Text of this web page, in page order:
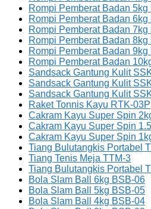
Rompi Pemberat Badan 5kg
Rompi Pemberat Badan 6kg
Rompi Pemberat Badan 7kg
Rompi Pemberat Badan 8kg
Rompi Pemberat Badan 9kg
Rompi Pemberat Badan
Sandsack Gantung Kulit
Sandsack Gantung Kulit
Sandsack Gantung Kulit
Raket Tonnis Kayu RTK-03P
Cakram Kayu Super Spin
Cakram Kayu Super Spin
Cakram Kayu Super Spin
Tiang Bulutangkis Portabel
Tiang Tenis Meja TTM-3
Tiang Bulutangkis Portabel
Bola Slam Ball 6kg BSB-06
Bola Slam Ball 5kg BSB-05
Bola Slam Ball 4kg BSB-04